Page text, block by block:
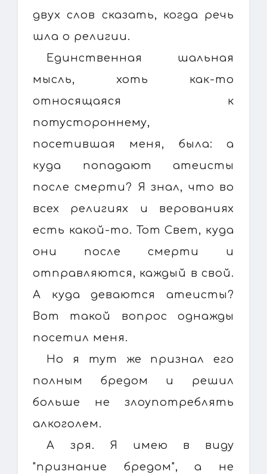
двух слов сказать, когда речь
шла о религии.
Единственная шальная
мысль, хоть как-то
относящаяся к
потустороннему,
посетившая меня, была: а
куда попадают атеисты
после смерти? Я знал, что во
всех религиях и верованиях
есть какой-то. Тот Свет, куда
они после смерти и
отправляются, каждый в свой.
А куда деваются атеисты?
Вот такой вопрос однажды
посетил меня.
Но я тут же признал его
полным бредом и решил
больше не злоупотреблять
алкоголем.
А зря. Я имею в виду
"признание бредом", а не